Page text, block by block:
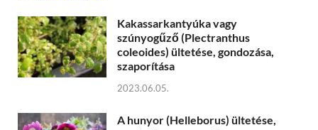
Kakassarkantyúka vagy
szúnyogűző (Plectranthus
coleoides) ültetése, gondozása,
szaporítása
2023.06.05.
A hunyor (Helleborus) ültetése,